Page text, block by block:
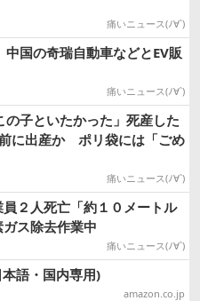
痛いニュース(ﾉ∀`)
国の奇瑞自動車などとEV販
痛いニュース(ﾉ∀`)
の子といたかった」死産した
に出産か ポリ袋には「ごめ
痛いニュース(ﾉ∀`)
員２人死亡「約１０メートル
ス除去作業中
痛いニュース(ﾉ∀`)
語・国内専用)
amazon.co.jp